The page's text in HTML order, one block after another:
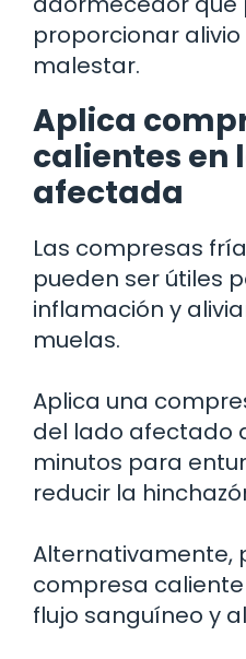
proporcionar
malestar.
Aplica
calientes en
afectada
Las compresas
pueden ser útiles
inflamación y
muelas.
Aplica una
del lado afectado
minutos para
reducir la
Alternativamente,
compresa
flujo sanguíneo y